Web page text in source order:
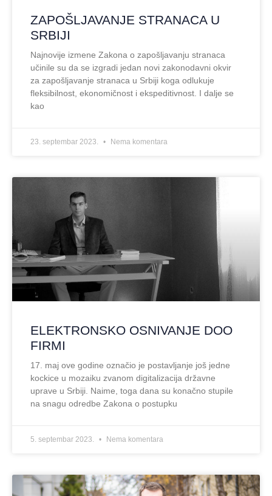
ZAPOŠLJAVANJE STRANACA U
SRBIJI
Najnovije izmene Zakona o zapošljavanju stranaca
učinile su da se izgradi jedan novi zakonodavni okvir
za zapošljavanje stranaca u Srbiji koga odlukuje
fleksibilnost, ekonomičnost i ekspeditivnost. I dalje se
kao
23. septembar 2023. Nema komentara
ELEKTRONSKO OSNIVANJE DOO
FIRMI
17. maj ove godine označio je postavljanje još jedne
kockice u mozaiku zvanom digitalizacija državne
uprave u Srbiji. Naime, toga dana su konačno stupile
na snagu odredbe Zakona o postupku
5. septembar 2023. Nema komentara